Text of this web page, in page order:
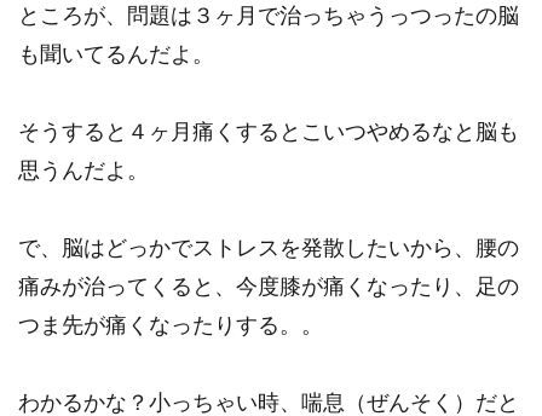
ところが、問題は３ヶ月で治っちゃうっつったの脳
も聞いてるんだよ。
そうすると４ヶ月痛くするとこいつやめるなと脳も
思うんだよ。
で、脳はどっかでストレスを発散したいから、腰の
痛みが治ってくると、今度膝が痛くなったり、足の
つま先が痛くなったりする。。
わかるかな？小っちゃい時、喘息（ぜんそく）だと